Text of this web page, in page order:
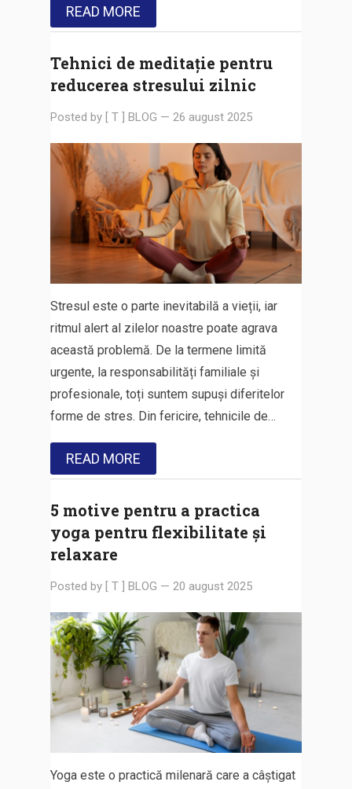
READ MORE
Tehnici de meditație pentru
reducerea stresului zilnic
Posted by [ T ] BLOG — 26 august 2025
Stresul este o parte inevitabilă a vieții, iar
ritmul alert al zilelor noastre poate agrava
această problemă. De la termene limită
urgente, la responsabilități familiale și
profesionale, toți suntem supuși diferitelor
forme de stres. Din fericire, tehnicile de…
READ MORE
5 motive pentru a practica
yoga pentru flexibilitate și
relaxare
Posted by [ T ] BLOG — 20 august 2025
Yoga este o practică milenară care a câștigat